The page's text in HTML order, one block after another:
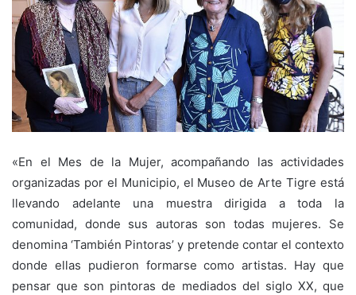
«En el Mes de la Mujer, acompañando las actividades
organizadas por el Municipio, el Museo de Arte Tigre está
llevando adelante una muestra dirigida a toda la
comunidad, donde sus autoras son todas mujeres. Se
denomina ‘También Pintoras’ y pretende contar el contexto
donde ellas pudieron formarse como artistas. Hay que
pensar que son pintoras de mediados del siglo XX, que